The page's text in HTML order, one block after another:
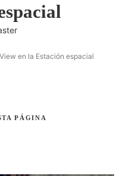
en la Estación espacial
PÁGINA